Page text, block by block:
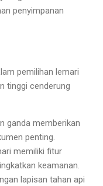
penyimpanan
pemilihan lemari
tinggi cenderung
ganda memberikan
penting.
memiliki fitur
keamanan.
lapisan tahan api